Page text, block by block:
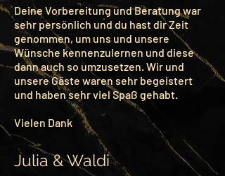
Deine Vorbereitung und Beratung war
sehr persönlich und du hast dir Zeit
genommen, um uns und unsere
Wünsche kennenzulernen und diese
dann auch so umzusetzen. Wir und
unsere Gäste waren sehr begeistert
und haben sehr viel Spaß gehabt.
Vielen Dank
Julia & Waldi